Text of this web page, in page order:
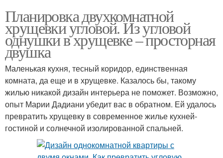
Планировка двухкомнатной
хрущевки угловой. Из угловой
однушки в хрущевке – просторная
двушка
Маленькая кухня, тесный коридор, единственная
комната, да еще и в хрущевке. Казалось бы, такому
жилью никакой дизайн интерьера не поможет. Возможно,
опыт Марии Дадиани убедит вас в обратном. Ей удалось
превратить хрущевку в современное жилье кухней-
гостиной и солнечной изолированной спальней.